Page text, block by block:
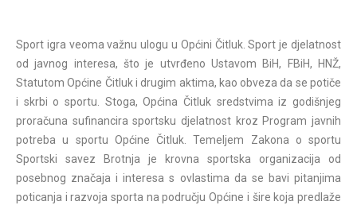
Sport igra veoma važnu ulogu u Općini Čitluk. Sport je djelatnost
od javnog interesa, što je utvrđeno Ustavom BiH, FBiH, HNŽ,
Statutom Općine Čitluk i drugim aktima, kao obveza da se potiče
i skrbi o sportu. Stoga, Općina Čitluk sredstvima iz godišnjeg
proračuna sufinancira sportsku djelatnost kroz Program javnih
potreba u sportu Općine Čitluk. Temeljem Zakona o sportu
Sportski savez Brotnja je krovna sportska organizacija od
posebnog značaja i interesa s ovlastima da se bavi pitanjima
poticanja i razvoja sporta na području Općine i šire koja predlaže